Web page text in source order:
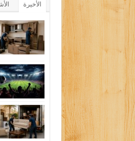
الأخيرة